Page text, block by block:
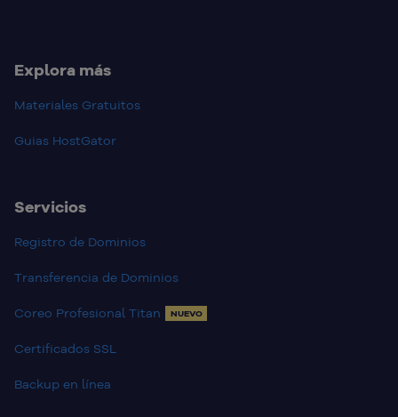
Explora más
Materiales Gratuitos
Guias HostGator
Servicios
Registro de Dominios
Transferencia de Dominios
Coreo Profesional Titan NUEVO
Certificados SSL
Backup en línea